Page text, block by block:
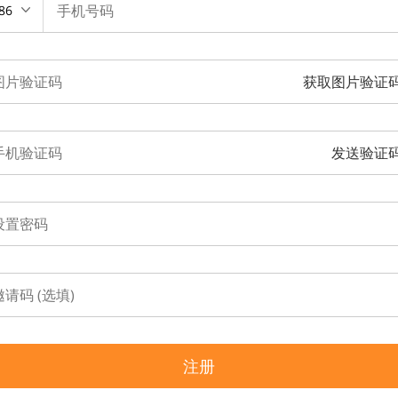
获取图片验证
发送验证
注册